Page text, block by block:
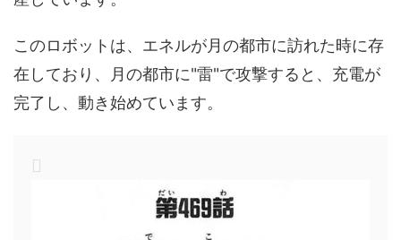
このロボットは、エネルが月の都市に訪れた時に存
在しており、月の都市に"雷"で攻撃すると、充電が
完了し、動き始めています。